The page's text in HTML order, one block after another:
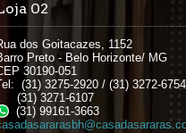
02
dos Goitacazes, 1152
Preto - Belo Horizonte/ MG
30190-051
(31) 3275-2920 / (31) 3272-6754
(31) 3271-6107
(31) 99161-3663